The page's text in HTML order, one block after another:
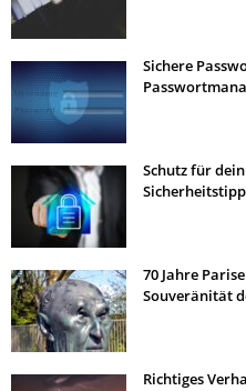
Sichere
Schutz für
70 Jahre
Souveränität
Richtiges